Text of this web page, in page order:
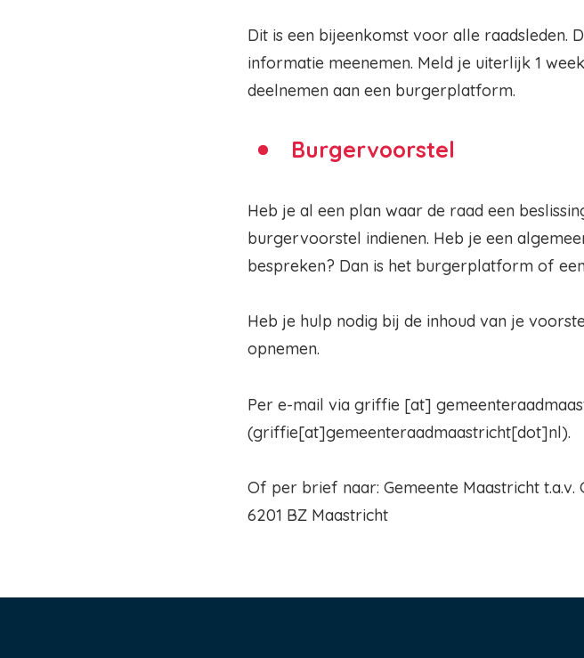
Dit is een bijeenkomst voor alle raadsleden.
informatie meenemen. Meld je uiterlijk 1
deelnemen aan een burgerplatform.
Burgervoorstel
Heb je al een plan waar de raad een
burgervoorstel indienen. Heb je een
bespreken? Dan is het burgerplatform of
Heb je hulp nodig bij de inhoud van je
opnemen.
Per e-mail viagriffie [at]
(griffie[at]gemeenteraadmaastricht[dot]nl).
Of per brief naar: Gemeente Maastricht t.a.v.
6201 BZ Maastricht